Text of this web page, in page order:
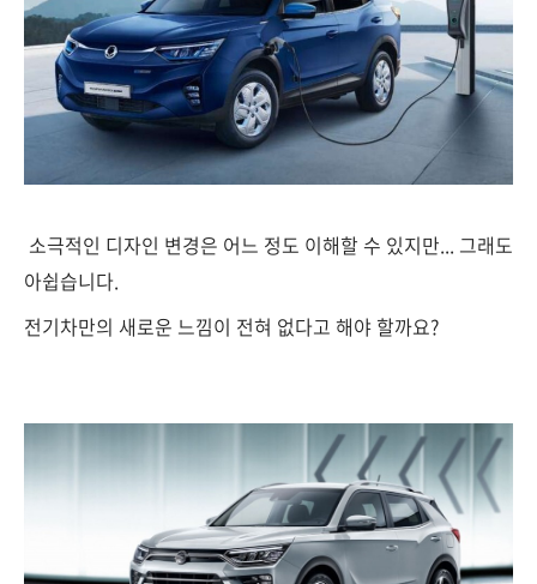
소극적인 디자인 변경은 어느 정도 이해할 수 있지만... 그래도
아쉽습니다.
전기차만의 새로운 느낌이 전혀 없다고 해야 할까요?